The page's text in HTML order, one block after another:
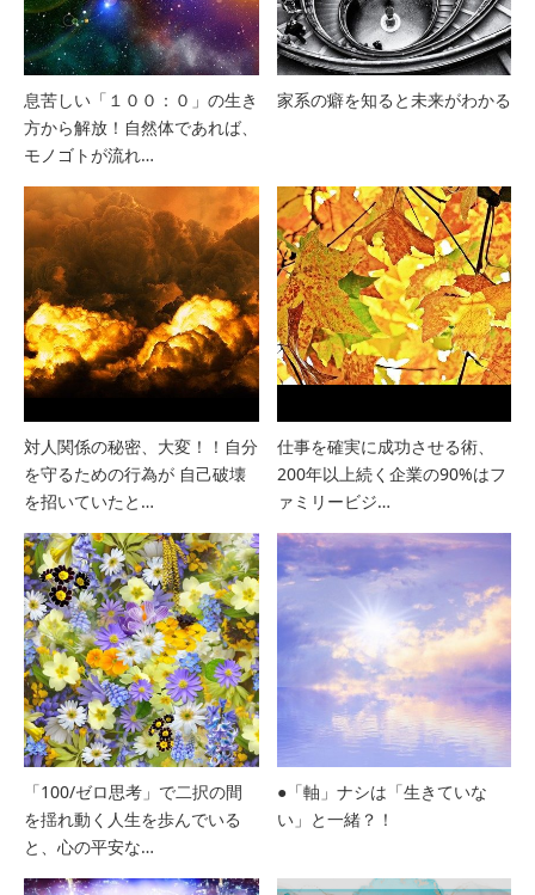
息苦しい「１００：０」の生き
方から解放！自然体であれば、
モノゴトが流れ…
家系の癖を知ると未来がわかる
対人関係の秘密、大変！！自分
を守るための行為が 自己破壊
を招いていたと…
仕事を確実に成功させる術、
200年以上続く企業の90%はフ
ァミリービジ…
「100/ゼロ思考」で二択の間
を揺れ動く人生を歩んでいる
と、心の平安な…
●「軸」ナシは「生きていな
い」と一緒？！